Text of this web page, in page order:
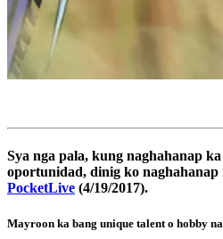
Sya nga pala, kung naghahanap
oportunidad, dinig ko naghahanap
PocketLive (4/19/2017).
Mayroon ka bang unique talent o hobby